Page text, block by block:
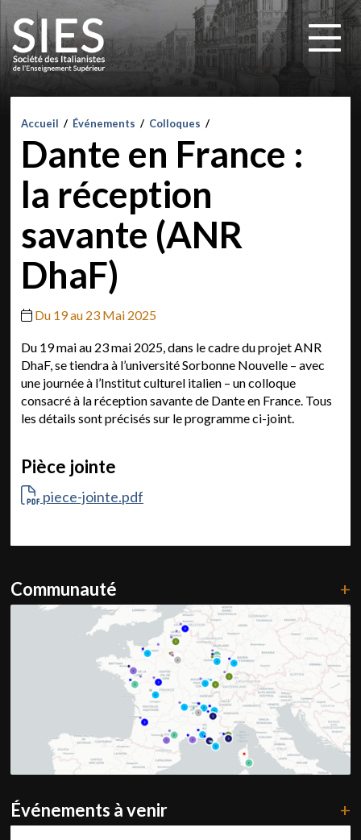
Accueil / Événements / Colloques /
Dante en France :
la réception
savante (ANR
DhaF)
Du 19 au 23 Mai 2025
Du 19 mai au 23 mai 2025, dans le cadre du projet ANR
DhaF, se tiendra à l’université Sorbonne Nouvelle – avec
une journée à l’Institut culturel italien – un colloque
consacré à la réception savante de Dante en France. Tous
les détails sont précisés sur le programme ci-joint.
Pièce jointe
piece-jointe.pdf
Communauté +
Événements à venir +